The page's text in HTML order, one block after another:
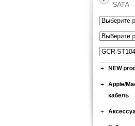
SATA
NEW
Apple/
кабель